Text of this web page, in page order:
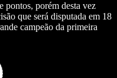
pontos, porém desta vez
que será disputada em 18
campeão da primeira